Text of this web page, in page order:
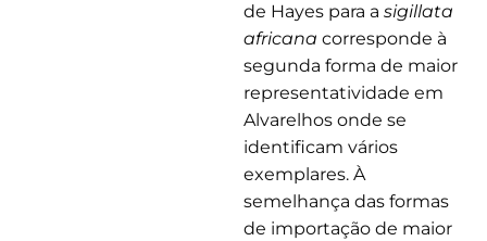
de Hayes para a sigillata
africana corresponde à
segunda forma de maior
representatividade em
Alvarelhos onde se
identificam vários
exemplares. À
semelhança das formas
de importação de maior